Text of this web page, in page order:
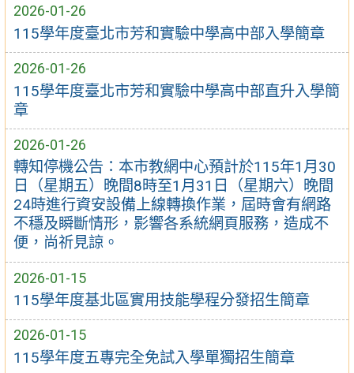
2026-01-26
115學年度臺北市芳和實驗中學高中部入學簡章
2026-01-26
115學年度臺北市芳和實驗中學高中部直升入學簡
章
2026-01-26
轉知停機公告：本市教網中心預計於115年1月30
日（星期五）晚間8時至1月31日（星期六）晚間
24時進行資安設備上線轉換作業，屆時會有網路
不穩及瞬斷情形，影響各系統網頁服務，造成不
便，尚祈見諒。
2026-01-15
115學年度基北區實用技能學程分發招生簡章
2026-01-15
115學年度五專完全免試入學單獨招生簡章